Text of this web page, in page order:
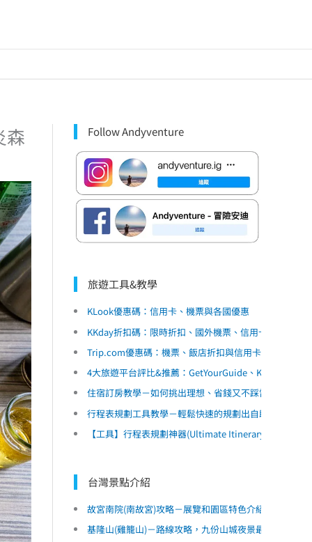
森 Follow Andyventure
旅遊工具&教學
KLook優惠碼：信用卡、機票與各國優惠
KKday折扣碼：限時折扣、國外機票、信用卡優惠
Trip.com優惠碼：機票、飯店折扣與信用卡優惠
4大旅遊平台評比&推薦：GetYourGuide、Klook、
住宿訂房教學－如何挑出理想、省錢又不踩雷的民宿和
行程表規劃工具教學－輕鬆快速的規劃出自助旅遊行程
【工具】行程表規劃神器(Ultimate Itinerary Planner)
台灣景點介紹
故宮南院(南故宮)攻略－展覽和園區特色介紹，館外比
基隆山(雞籠山)－路線攻略，九份山城夜景最佳拍攝地點